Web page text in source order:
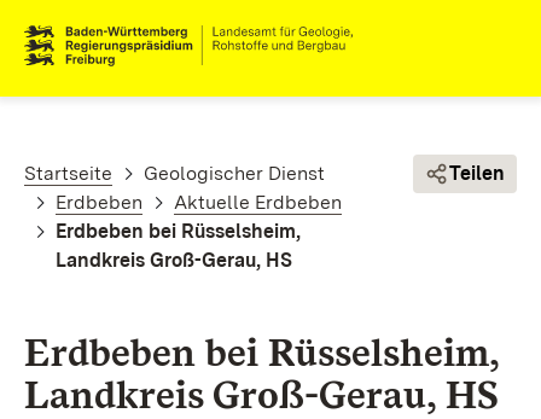
Pfadnavigation
Startseite
Geologischer Dienst
Erdbeben
Aktuelle Erdbeben
Erdbeben bei Rüsselsheim,
Landkreis Groß-Gerau, HS
Teilen
Erdbeben bei Rüsselsheim,
Landkreis Groß-Gerau, HS